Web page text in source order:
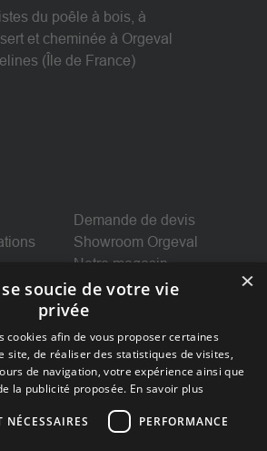
du poêle à bois, à
et cheminée à Orgeval
(Île de France)
Demande de devis
Showroom Orgeval
Notre magasin
Nos services
Mentions légales
×
se soucie de votre vie
privée
cookies afin de vous proposer certaines
site, de réaliser des statistiques de visites,
de navigation, votre expérience ainsi que
la publicité proposée. En savoir plus
NÉCESSAIRES PERFORMANCE